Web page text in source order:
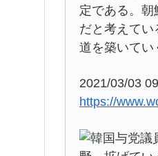
定である。
だと考えて
道を築いてい
2021/03/03
https://